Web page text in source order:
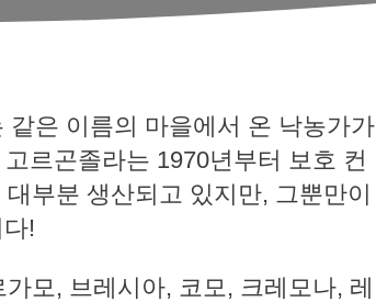
은 이름의 마을에서 온 낙농가가
르곤졸라는 1970년부터 보호 컨
부분 생산되고 있지만, 그뿐만이
!
모, 브레시아, 코모, 크레모나, 레